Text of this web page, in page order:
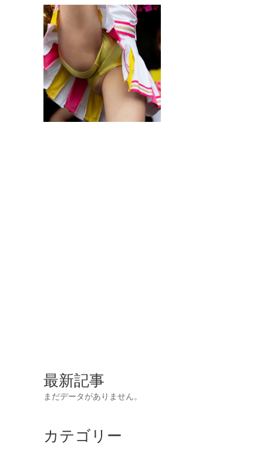
最新記事
まだデータがありません。
カテゴリー